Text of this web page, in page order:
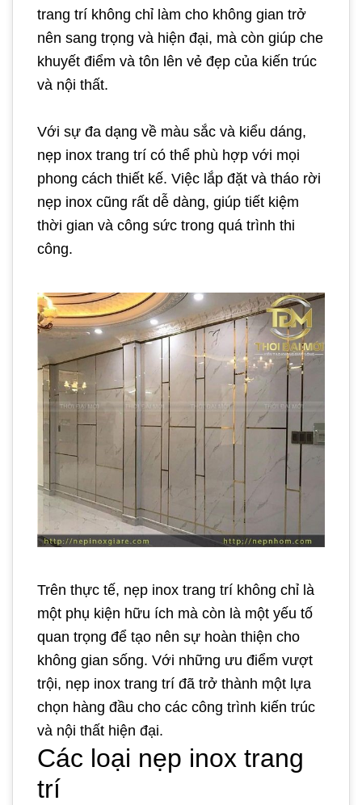
trang trí không chỉ làm cho không gian trở
nên sang trọng và hiện đại, mà còn giúp che
khuyết điểm và tôn lên vẻ đẹp của kiến trúc
và nội thất.
Với sự đa dạng về màu sắc và kiểu dáng,
nẹp inox trang trí có thể phù hợp với mọi
phong cách thiết kế. Việc lắp đặt và tháo rời
nẹp inox cũng rất dễ dàng, giúp tiết kiệm
thời gian và công sức trong quá trình thi
công.
Trên thực tế, nẹp inox trang trí không chỉ là
một phụ kiện hữu ích mà còn là một yếu tố
quan trọng để tạo nên sự hoàn thiện cho
không gian sống. Với những ưu điểm vượt
trội, nẹp inox trang trí đã trở thành một lựa
chọn hàng đầu cho các công trình kiến trúc
và nội thất hiện đại.
Các loại nẹp inox trang
trí